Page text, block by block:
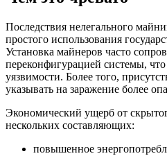
Последствия нелегального
простого использования
Установка майнеров часто
переконфигурацией системы,
уязвимости. Более того,
указывать на заражение более
Экономический ущерб от
нескольких составляющих:
повышенное